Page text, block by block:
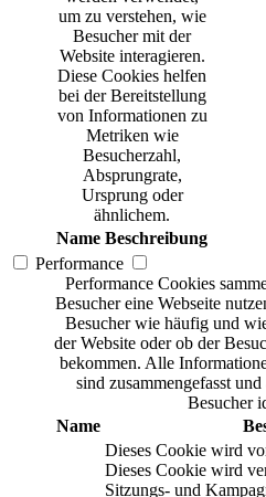
um zu verstehen, wie
Besucher mit der
Website interagieren.
Diese Cookies helfen
bei der Bereitstellung
von Informationen zu
Metriken wie
Besucherzahl,
Absprungrate,
Ursprung oder
ähnlichem.
Name Beschreibung
Performance
Performance Cookies
Besucher eine Webseite
Besucher wie häufig und
der Website oder ob der
bekommen. Alle
sind zusammengefasst
Besucher
Name
Dieses Cookie wird
Dieses Cookie wird
Sitzungs- und